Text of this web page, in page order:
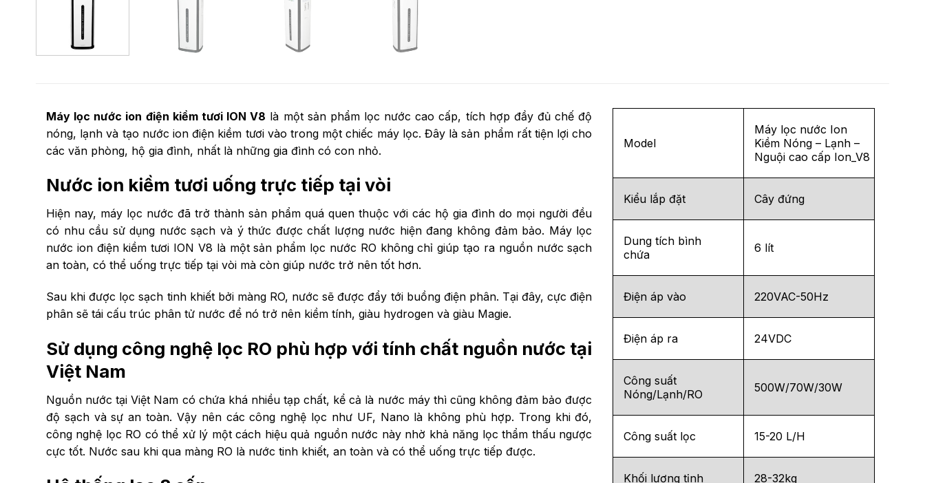
Máy lọc nước ion điện kiềm tươi ION V8 là một sản phẩm lọc nước cao cấp, tích hợp đầy đủ chế độ
nóng, lạnh và tạo nước ion điện kiềm tươi vào trong một chiếc máy lọc. Đây là sản phẩm rất tiện lợi cho
các văn phòng, hộ gia đình, nhất là những gia đình có con nhỏ.
Nước ion kiềm tươi uống trực tiếp tại vòi
Hiện nay, máy lọc nước đã trở thành sản phẩm quá quen thuộc với các hộ gia đình do mọi người đều
có nhu cầu sử dụng nước sạch và ý thức được chất lượng nước hiện đang không đảm bảo. Máy lọc
nước ion điện kiềm tươi ION V8 là một sản phẩm lọc nước RO không chỉ giúp tạo ra nguồn nước sạch
an toàn, có thể uống trực tiếp tại vòi mà còn giúp nước trở nên tốt hơn.
Sau khi được lọc sạch tinh khiết bởi màng RO, nước sẽ được đẩy tới buồng điện phân. Tại đây, cực điện
phân sẽ tái cấu trúc phân tử nước để nó trở nên kiềm tính, giàu hydrogen và giàu Magie.
Sử dụng công nghệ lọc RO phù hợp với tính chất nguồn nước tại
Việt Nam
Nguồn nước tại Việt Nam có chứa khá nhiều tạp chất, kể cả là nước máy thì cũng không đảm bảo được
độ sạch và sự an toàn. Vậy nên các công nghệ lọc như UF, Nano là không phù hợp. Trong khi đó,
công nghệ lọc RO có thể xử lý một cách hiệu quả nguồn nước này nhờ khả năng lọc thẩm thấu ngược
cực tốt. Nước sau khi qua màng RO là nước tinh khiết, an toàn và có thể uống trực tiếp được.
Model
Máy lọc nước Ion
Kiềm Nóng – Lạnh –
Nguội cao cấp Ion_V8
Kiểu lắp đặt Cây đứng
Dung tích bình
chứa
6 lít
Điện áp vào 220VAC-50Hz
Điện áp ra 24VDC
Công suất
Nóng/Lạnh/RO
500W/70W/30W
Công suất lọc 15-20 L/H
Khối lượng tịnh 28-32kg